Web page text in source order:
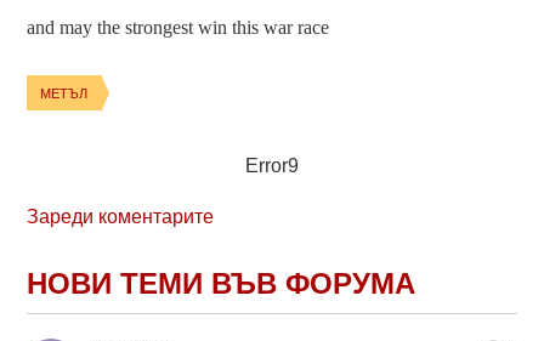
and may the strongest win this war race
МЕТЪЛ
Error9
Зареди коментарите
НОВИ ТЕМИ ВЪВ ФОРУМА